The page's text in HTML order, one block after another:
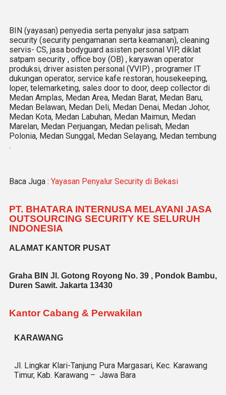
BIN (yayasan) penyedia serta penyalur jasa satpam
security (security pengamanan serta keamanan), cleaning
servis- CS, jasa bodyguard asisten personal VIP, diklat
satpam security , office boy (OB) , karyawan operator
produksi, driver asisten personal (VVIP) , programer IT
dukungan operator, service kafe restoran, housekeeping,
loper, telemarketing, sales door to door, deep collector di
Medan Amplas, Medan Area, Medan Barat, Medan Baru,
Medan Belawan, Medan Deli, Medan Denai, Medan Johor,
Medan Kota, Medan Labuhan, Medan Maimun, Medan
Marelan, Medan Perjuangan, Medan pelisah, Medan
Polonia, Medan Sunggal, Medan Selayang, Medan tembung
.
Baca Juga : Yayasan Penyalur Security di Bekasi
PT. BHATARA INTERNUSA MELAYANI JASA
OUTSOURCING SECURITY KE SELURUH
INDONESIA
ALAMAT KANTOR PUSAT
Graha BIN Jl. Gotong Royong No. 39 , Pondok Bambu,
Duren Sawit. Jakarta 13430
Kantor Cabang & Perwakilan
KARAWANG
Jl. Lingkar Klari-Tanjung Pura Margasari, Kec. Karawang
Timur, Kab. Karawang – Jawa Bara